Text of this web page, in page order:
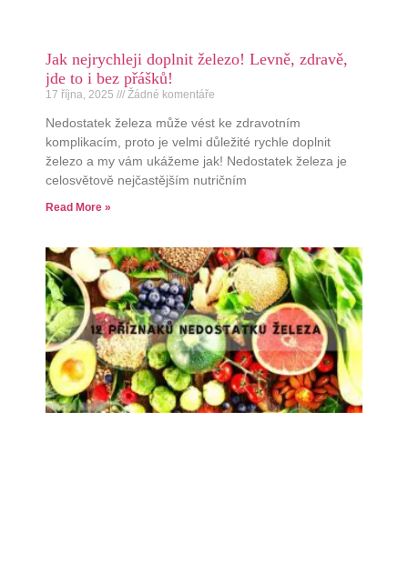
Jak nejrychleji doplnit železo! Levně, zdravě,
jde to i bez přášků!
17 října, 2025 Žádné komentáře
Nedostatek železa může vést ke zdravotním
komplikacím, proto je velmi důležité rychle doplnit
železo a my vám ukážeme jak! Nedostatek železa je
celosvětově nejčastějším nutričním
Read More »